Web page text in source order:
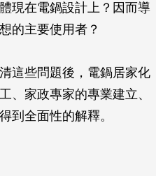
現在電鍋設計上？因而導
的主要使用者？
這些問題後，電鍋居家化
、家政專家的專業建立、
到全面性的解釋。